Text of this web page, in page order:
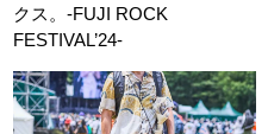
クス。-FUJI ROCK
FESTIVAL’24-